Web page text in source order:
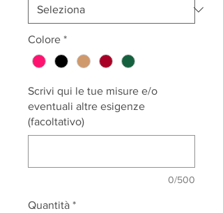
Colore *
Scrivi qui le tue misure e/o
eventuali altre esigenze
(facoltativo)
0/500
Quantità *